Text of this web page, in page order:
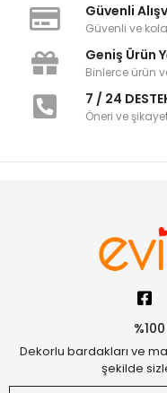
Güvenli
Güvenli ve
Geniş Ürün
Binlerce ürün
7 / 24
Öneri ve
Dekorlu bardakları ve
şekilde